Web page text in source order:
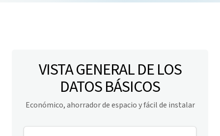
VISTA GENERAL DE LOS
DATOS BÁSICOS
Económico, ahorrador de espacio y fácil de instalar